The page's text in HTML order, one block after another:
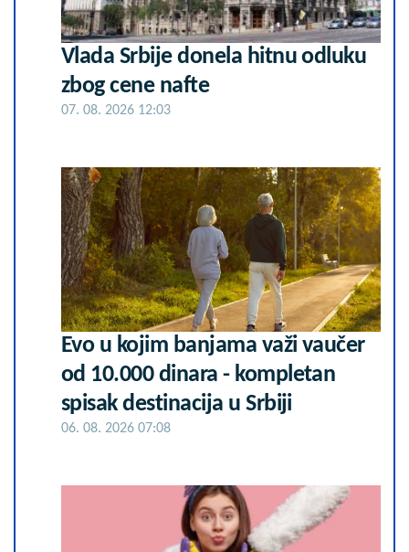
Vlada Srbije donela hitnu odluku
zbog cene nafte
07. 08. 2026 12:03
Evo u kojim banjama važi vaučer
od 10.000 dinara - kompletan
spisak destinacija u Srbiji
06. 08. 2026 07:08